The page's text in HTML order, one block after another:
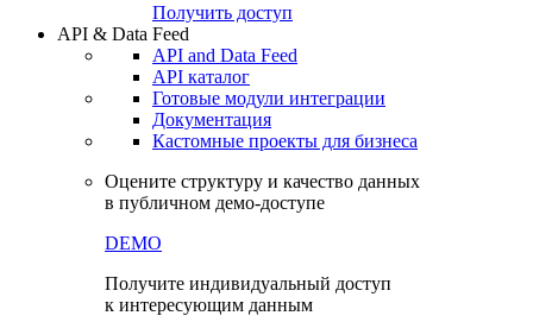
Получить доступ
API & Data Feed
API and Data Feed
API каталог
Готовые модули интеграции
Документация
Кастомные проекты для бизнеса
Оцените структуру и качество данных
в публичном демо-доступе
DEMO
Получите индивидуальный доступ
к интересующим данным